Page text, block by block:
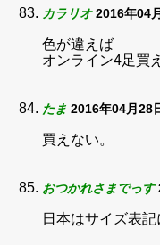
カラリオ 2016年04
色が違えば
オンライン4足買
たま 2016年04月28
買えない。
おつかれさまでっす
日本はサイズ表